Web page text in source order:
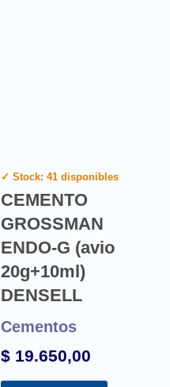
✓ Stock: 41 disponibles
CEMENTO
GROSSMAN
ENDO-G (avio
20g+10ml)
DENSELL
Cementos
$ 19.650,00